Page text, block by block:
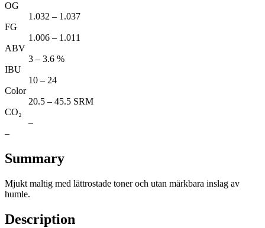
OG
1.032 – 1.037
FG
1.006 – 1.011
ABV
3 – 3.6 %
IBU
10 – 24
Color
20.5 – 45.5 SRM
CO₂
–
–
Summary
Mjukt maltig med lättrostade toner och utan märkbara inslag av
humle.
Description